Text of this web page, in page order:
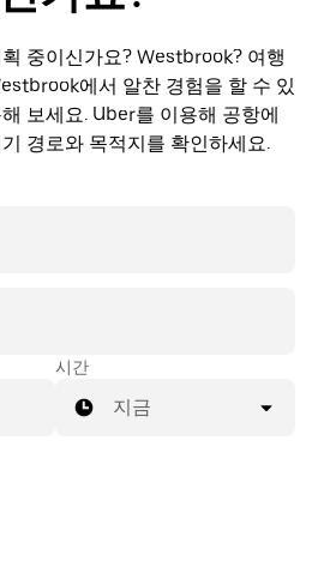
중이신가요? Westbrook? 여행
에서 알찬 경험을 할 수 있
보세요. Uber를 이용해 공항에
경로와 목적지를 확인하세요.
시간
지금